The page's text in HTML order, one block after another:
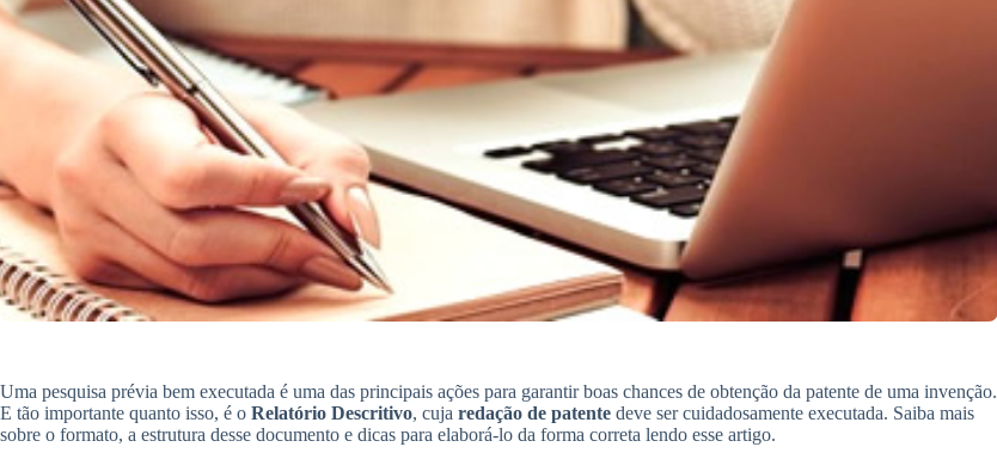
Uma pesquisa prévia bem executada é uma das principais ações para garantir boas chances de obtenção da patente de uma invenção.
E tão importante quanto isso, é o Relatório Descritivo, cuja redação de patente deve ser cuidadosamente executada. Saiba mais
sobre o formato, a estrutura desse documento e dicas para elaborá-lo da forma correta lendo esse artigo.